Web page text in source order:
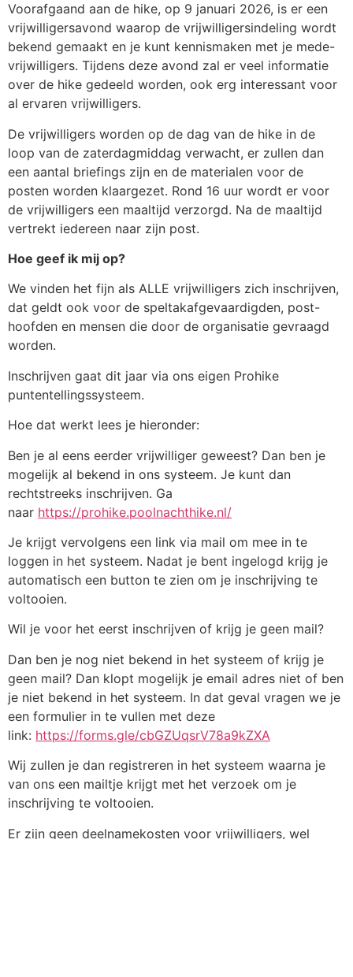
Voorafgaand aan de hike, op 9 januari 2026, is er een
vrijwilligersavond waarop de vrijwilligersindeling wordt
bekend gemaakt en je kunt kennismaken met je mede-
vrijwilligers. Tijdens deze avond zal er veel informatie
over de hike gedeeld worden, ook erg interessant voor
al ervaren vrijwilligers.
De vrijwilligers worden op de dag van de hike in de
loop van de zaterdagmiddag verwacht, er zullen dan
een aantal briefings zijn en de materialen voor de
posten worden klaargezet. Rond 16 uur wordt er voor
de vrijwilligers een maaltijd verzorgd. Na de maaltijd
vertrekt iedereen naar zijn post.
Hoe geef ik mij op?
We vinden het fijn als ALLE vrijwilligers zich inschrijven,
dat geldt ook voor de speltakafgevaardigden, post-
hoofden en mensen die door de organisatie gevraagd
worden.
Inschrijven gaat dit jaar via ons eigen Prohike
puntentellingssysteem.
Hoe dat werkt lees je hieronder:
Ben je al eens eerder vrijwilliger geweest? Dan ben je
mogelijk al bekend in ons systeem. Je kunt dan
rechtstreeks inschrijven. Ga
naar https://prohike.poolnachthike.nl/
Je krijgt vervolgens een link via mail om mee in te
loggen in het systeem. Nadat je bent ingelogd krijg je
automatisch een button te zien om je inschrijving te
voltooien.
Wil je voor het eerst inschrijven of krijg je geen mail?
Dan ben je nog niet bekend in het systeem of krijg je
geen mail? Dan klopt mogelijk je email adres niet of ben
je niet bekend in het systeem. In dat geval vragen we je
een formulier in te vullen met deze
link: https://forms.gle/cbGZUqsrV78a9kZXA
Wij zullen je dan registreren in het systeem waarna je
van ons een mailtje krijgt met het verzoek om je
inschrijving te voltooien.
Er zijn geen deelnamekosten voor vrijwilligers, wel